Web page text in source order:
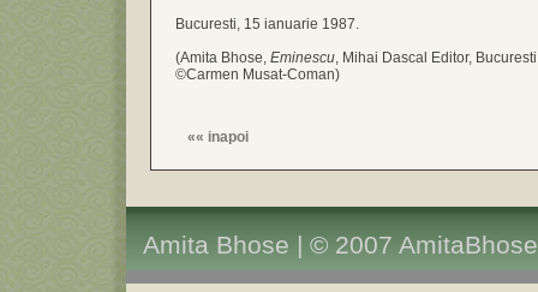
Bucuresti, 15 ianuarie 1987.
(Amita Bhose, Eminescu, Mihai Dascal Editor,
©Carmen Musat-Coman)
«« inapoi
Amita Bhose | © 2007